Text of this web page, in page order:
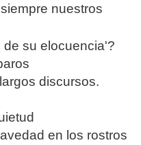
nuestros
de su elocuencia'?
discursos.
en los rostros